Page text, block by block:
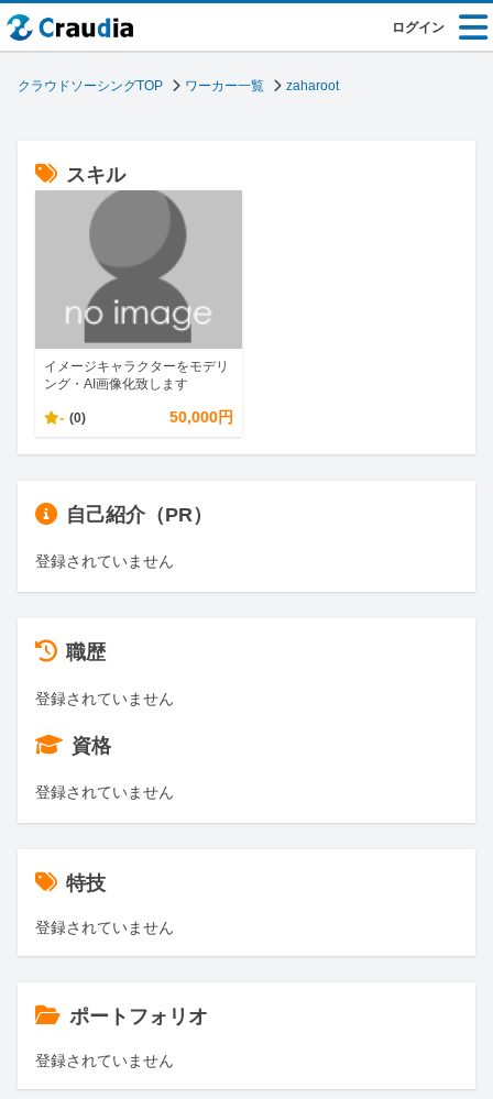
ログイン
クラウドソーシングTOP ワーカー一覧 zaharoot
スキル
イメージキャラクターをモデリ
ング・AI画像化致します
- (0) 50,000円
自己紹介（PR）
登録されていません
職歴
登録されていません
資格
登録されていません
特技
登録されていません
ポートフォリオ
登録されていません